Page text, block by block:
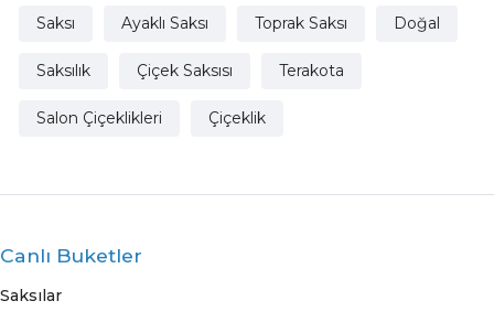
Saksı Ayaklı Saksı Toprak Saksı Doğal
Saksılık Çiçek Saksısı Terakota
Salon Çiçeklikleri Çiçeklik
Canlı Buketler
Saksılar